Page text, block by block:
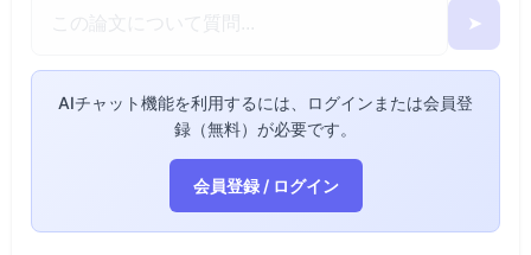
➤
AIチャット機能を利用するには、ログインまたは会員登
録（無料）が必要です。
会員登録 / ログイン